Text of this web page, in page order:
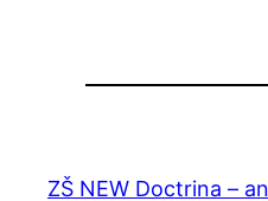
ZŠ NEW Doctrina –